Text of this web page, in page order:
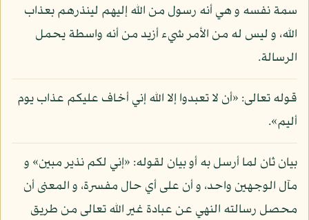
سمة نفسه و هي أنه رسول من الله إليهم لينذرهم بعذاب
الله، و ليس له من الأمر شيء أزيد من أنه واسطة يحمل
الرسالة.
قوله تعالى: «أن لا تعبدوا إلا الله إني أخاف عليكم عذاب يوم
أليم».
بيان ثان لما أرسل به أو بيان لقوله: «إني لكم نذير مبين» و
مآل الوجهين واحد، و أن على أي حال مفسرة، و المعنى أن
محصل رسالته النهي عن عبادة غير الله تعالى من طريق